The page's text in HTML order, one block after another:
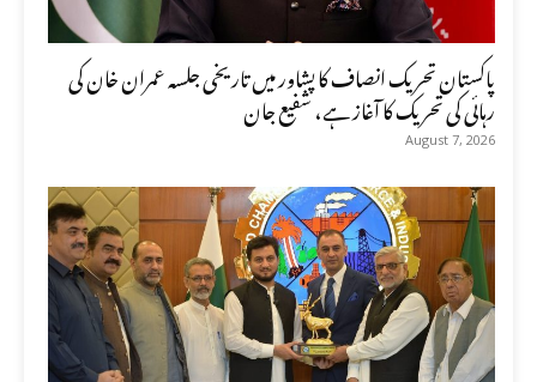
پاکستان تحریک انصاف کا پشاور میں تاریخی جلسہ عمران خان کی
رہائی کی تحریک کا آغاز ہے، شفیع جان
August 7, 2026